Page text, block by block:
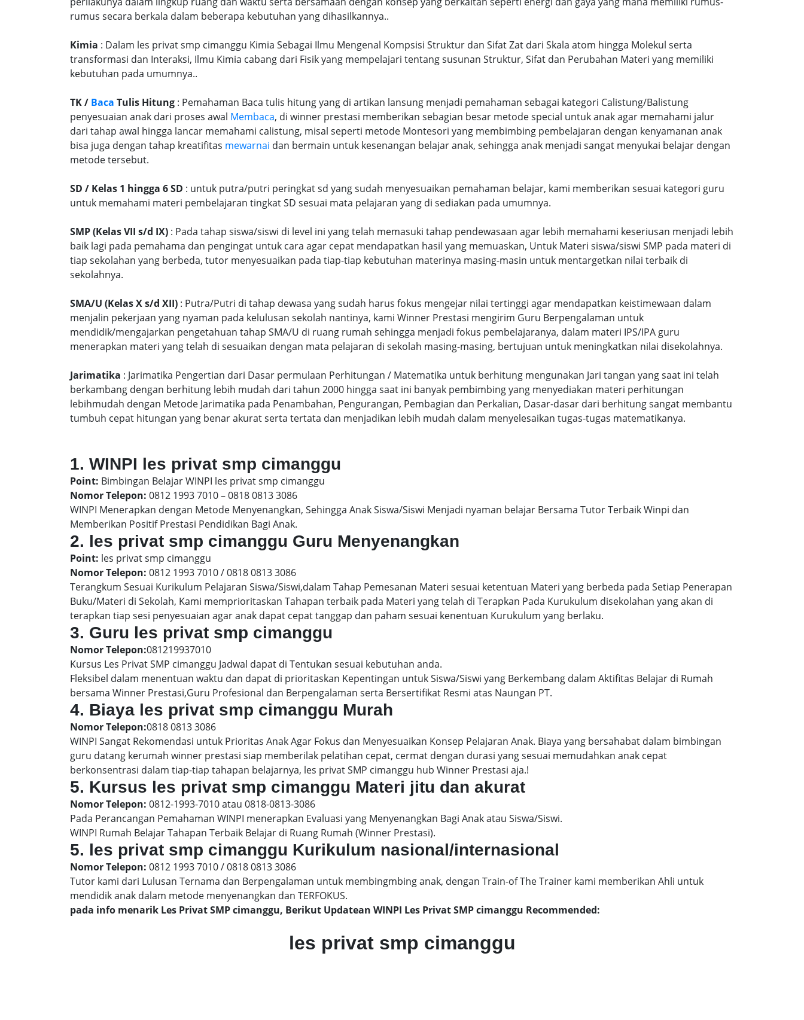
rumus secara berkala dalam beberapa kebutuhan yang dihasilkannya..
Kimia : Dalam les privat smp cimanggu Kimia Sebagai Ilmu Mengenal Kompsisi Struktur dan Sifat Zat dari Skala atom hingga Molekul serta
transformasi dan Interaksi, Ilmu Kimia cabang dari Fisik yang mempelajari tentang susunan Struktur, Sifat dan Perubahan Materi yang memiliki
kebutuhan pada umumnya..
TK / Baca Tulis Hitung : Pemahaman Baca tulis hitung yang di artikan lansung menjadi pemahaman sebagai kategori Calistung/Balistung
penyesuaian anak dari proses awal Membaca, di winner prestasi memberikan sebagian besar metode special untuk anak agar memahami jalur
dari tahap awal hingga lancar memahami calistung, misal seperti metode Montesori yang membimbing pembelajaran dengan kenyamanan anak
bisa juga dengan tahap kreatifitas mewarnai dan bermain untuk kesenangan belajar anak, sehingga anak menjadi sangat menyukai belajar dengan
metode tersebut.
SD / Kelas 1 hingga 6 SD : untuk putra/putri peringkat sd yang sudah menyesuaikan pemahaman belajar, kami memberikan sesuai kategori guru
untuk memahami materi pembelajaran tingkat SD sesuai mata pelajaran yang di sediakan pada umumnya.
SMP (Kelas VII s/d IX) : Pada tahap siswa/siswi di level ini yang telah memasuki tahap pendewasaan agar lebih memahami keseriusan menjadi lebih
baik lagi pada pemahama dan pengingat untuk cara agar cepat mendapatkan hasil yang memuaskan, Untuk Materi siswa/siswi SMP pada materi di
tiap sekolahan yang berbeda, tutor menyesuaikan pada tiap-tiap kebutuhan materinya masing-masin untuk mentargetkan nilai terbaik di
sekolahnya.
SMA/U (Kelas X s/d XII) : Putra/Putri di tahap dewasa yang sudah harus fokus mengejar nilai tertinggi agar mendapatkan keistimewaan dalam
menjalin pekerjaan yang nyaman pada kelulusan sekolah nantinya, kami Winner Prestasi mengirim Guru Berpengalaman untuk
mendidik/mengajarkan pengetahuan tahap SMA/U di ruang rumah sehingga menjadi fokus pembelajaranya, dalam materi IPS/IPA guru
menerapkan materi yang telah di sesuaikan dengan mata pelajaran di sekolah masing-masing, bertujuan untuk meningkatkan nilai disekolahnya.
Jarimatika : Jarimatika Pengertian dari Dasar permulaan Perhitungan / Matematika untuk berhitung mengunakan Jari tangan yang saat ini telah
berkambang dengan berhitung lebih mudah dari tahun 2000 hingga saat ini banyak pembimbing yang menyediakan materi perhitungan
lebihmudah dengan Metode Jarimatika pada Penambahan, Pengurangan, Pembagian dan Perkalian, Dasar-dasar dari berhitung sangat membantu
tumbuh cepat hitungan yang benar akurat serta tertata dan menjadikan lebih mudah dalam menyelesaikan tugas-tugas matematikanya.
1. WINPI les privat smp cimanggu
Point: Bimbingan Belajar WINPI les privat smp cimanggu
Nomor Telepon: 0812 1993 7010 – 0818 0813 3086
WINPI Menerapkan dengan Metode Menyenangkan, Sehingga Anak Siswa/Siswi Menjadi nyaman belajar Bersama Tutor Terbaik Winpi dan
Memberikan Positif Prestasi Pendidikan Bagi Anak.
2. les privat smp cimanggu Guru Menyenangkan
Point: les privat smp cimanggu
Nomor Telepon: 0812 1993 7010 / 0818 0813 3086
Terangkum Sesuai Kurikulum Pelajaran Siswa/Siswi,dalam Tahap Pemesanan Materi sesuai ketentuan Materi yang berbeda pada Setiap Penerapan
Buku/Materi di Sekolah, Kami memprioritaskan Tahapan terbaik pada Materi yang telah di Terapkan Pada Kurukulum disekolahan yang akan di
terapkan tiap sesi penyesuaian agar anak dapat cepat tanggap dan paham sesuai kenentuan Kurukulum yang berlaku.
3. Guru les privat smp cimanggu
Nomor Telepon:081219937010
Kursus Les Privat SMP cimanggu Jadwal dapat di Tentukan sesuai kebutuhan anda.
Fleksibel dalam menentuan waktu dan dapat di prioritaskan Kepentingan untuk Siswa/Siswi yang Berkembang dalam Aktifitas Belajar di Rumah
bersama Winner Prestasi,Guru Profesional dan Berpengalaman serta Bersertifikat Resmi atas Naungan PT.
4. Biaya les privat smp cimanggu Murah
Nomor Telepon:0818 0813 3086
WINPI Sangat Rekomendasi untuk Prioritas Anak Agar Fokus dan Menyesuaikan Konsep Pelajaran Anak. Biaya yang bersahabat dalam bimbingan
guru datang kerumah winner prestasi siap memberilak pelatihan cepat, cermat dengan durasi yang sesuai memudahkan anak cepat
berkonsentrasi dalam tiap-tiap tahapan belajarnya, les privat SMP cimanggu hub Winner Prestasi aja.!
5. Kursus les privat smp cimanggu Materi jitu dan akurat
Nomor Telepon: 0812-1993-7010 atau 0818-0813-3086
Pada Perancangan Pemahaman WINPI menerapkan Evaluasi yang Menyenangkan Bagi Anak atau Siswa/Siswi.
WINPI Rumah Belajar Tahapan Terbaik Belajar di Ruang Rumah (Winner Prestasi).
5. les privat smp cimanggu Kurikulum nasional/internasional
Nomor Telepon: 0812 1993 7010 / 0818 0813 3086
Tutor kami dari Lulusan Ternama dan Berpengalaman untuk membingmbing anak, dengan Train-of The Trainer kami memberikan Ahli untuk
mendidik anak dalam metode menyenangkan dan TERFOKUS.
pada info menarik Les Privat SMP cimanggu, Berikut Updatean WINPI Les Privat SMP cimanggu Recommended:
les privat smp cimanggu